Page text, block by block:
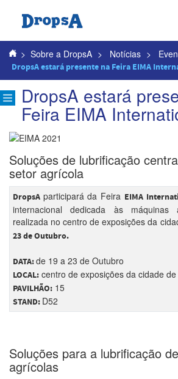
> Sobre a DropsA > Notícias >
DropsA estará presente na Feira EIMA
DropsA estará
Feira EIMA
Soluções de lubrificação
setor agrícola
DropsA participará da Feira EIMA
internacional dedicada às
realizada no centro de exposições da
23 de Outubro.
DATA:de 19 a 23 de Outubro
LOCAL: centro de exposições da cidade
PAVILHÃO: 15
STAND: D52
Soluções para a lubrificação
agrícolas